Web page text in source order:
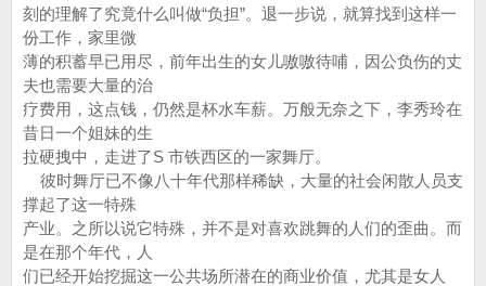
刻的理解了究竟什么叫做“负担”。退一步说，就算找到这样一
份工作，家里微
薄的积蓄早已用尽，前年出生的女儿嗷嗷待哺，因公负伤的丈
夫也需要大量的治
疗费用，这点钱，仍然是杯水车薪。万般无奈之下，李秀玲在
昔日一个姐妹的生
拉硬拽中，走进了S 市铁西区的一家舞厅。
彼时舞厅已不像八十年代那样稀缺，大量的社会闲散人员支
撑起了这一特殊
产业。之所以说它特殊，并不是对喜欢跳舞的人们的歪曲。而
是在那个年代，人
们已经开始挖掘这一公共场所潜在的商业价值，尤其是女人